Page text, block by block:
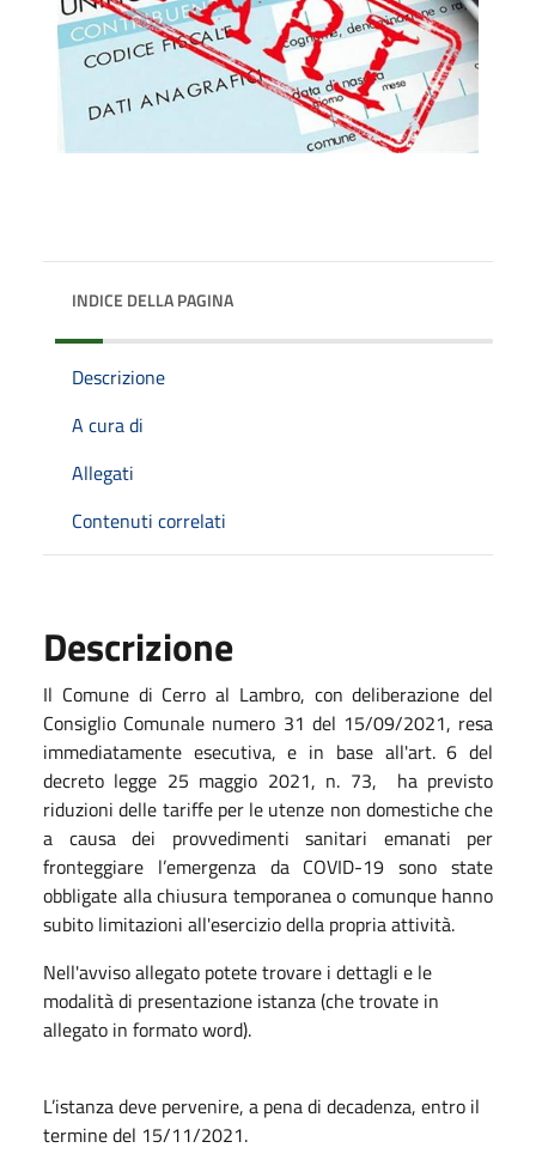
INDICE DELLA PAGINA
Descrizione
A cura di
Allegati
Contenuti correlati
Descrizione
Il Comune di Cerro al Lambro, con deliberazione del
Consiglio Comunale numero 31 del 15/09/2021, resa
immediatamente esecutiva, e in base all'art. 6 del
decreto legge 25 maggio 2021, n. 73, ha previsto
riduzioni delle tariffe per le utenze non domestiche che
a causa dei provvedimenti sanitari emanati per
fronteggiare l’emergenza da COVID-19 sono state
obbligate alla chiusura temporanea o comunque hanno
subito limitazioni all'esercizio della propria attività.
Nell'avviso allegato potete trovare i dettagli e le
modalità di presentazione istanza (che trovate in
allegato in formato word).
L’istanza deve pervenire, a pena di decadenza, entro il
termine del 15/11/2021.